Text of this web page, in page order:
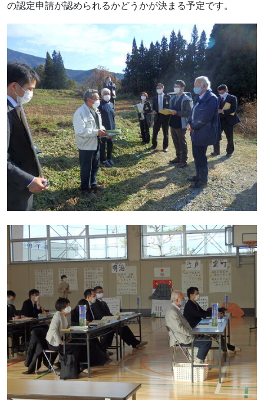
の認定申請が認められるかどうかが決まる予定です。